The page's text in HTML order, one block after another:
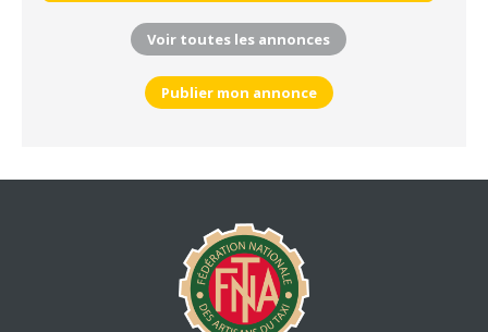
Voir toutes les annonces
Publier mon annonce